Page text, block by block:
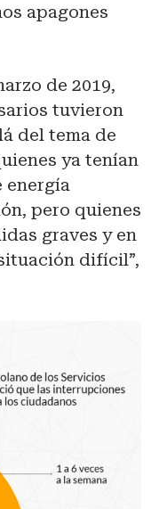
apagones
de 2019,
tuvieron
del tema de
ya tenían
energía
pero quienes
graves y en
difícil”,